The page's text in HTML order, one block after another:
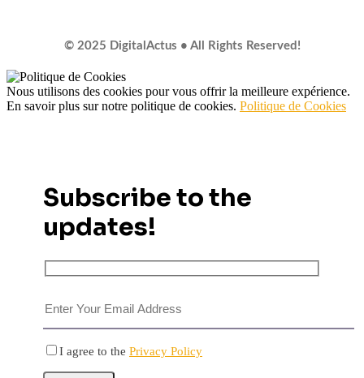
© 2025 DigitalActus • All Rights Reserved!
Nous utilisons des cookies pour vous offrir la meilleure expérience.
En savoir plus sur notre politique de cookies. Politique de Cookies
Subscribe to the
updates!
I agree to the Privacy Policy